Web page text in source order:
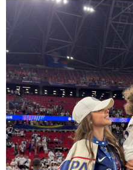
სოცქსელებიდან
ფოტოები დაამონტაჟა,
იერსახე და გაავრცელა" -